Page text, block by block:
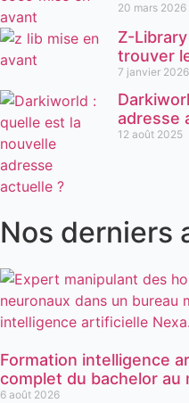
20 mars 2026
Z-
trouver
7 janvier 2026
adresse
12 août 2025
Nos derniers
Formation intelligence
complet du bachelor au
6 août 2026